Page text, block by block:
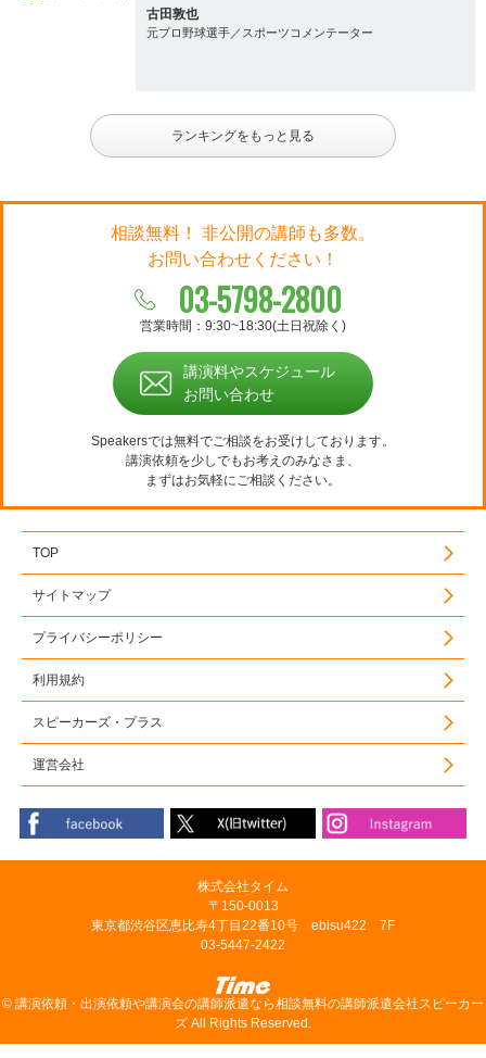
古田敦也
元プロ野球選手／スポーツコメンテーター
ランキングをもっと見る
相談無料！ 非公開の講師も多数。
お問い合わせください！
03-5798-2800
営業時間：9:30~18:30(土日祝除く)
講演料やスケジュール
お問い合わせ
Speakersでは無料でご相談をお受けしております。
講演依頼を少しでもお考えのみなさま、
まずはお気軽にご相談ください。
TOP
サイトマップ
プライバシーポリシー
利用規約
スピーカーズ・プラス
運営会社
株式会社タイム
〒150-0013
東京都渋谷区恵比寿4丁目22番10号 ebisu422 7F
03-5447-2422
© 講演依頼・出演依頼や講演会の講師派遣なら相談無料の講師派遣会社スピーカー
ズ All Rights Reserved.